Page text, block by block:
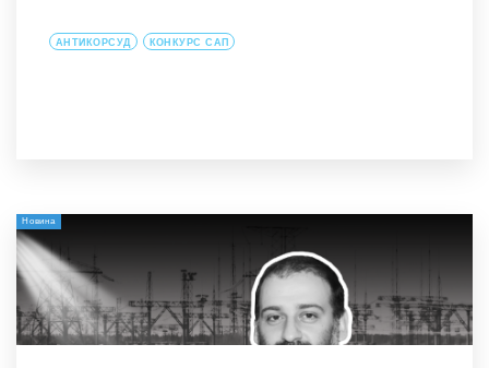
АНТИКОРСУД КОНКУРС САП
Новина